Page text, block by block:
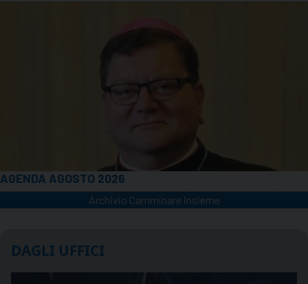
AGENDA AGOSTO 2026
Archivio Camminare insieme
DAGLI UFFICI